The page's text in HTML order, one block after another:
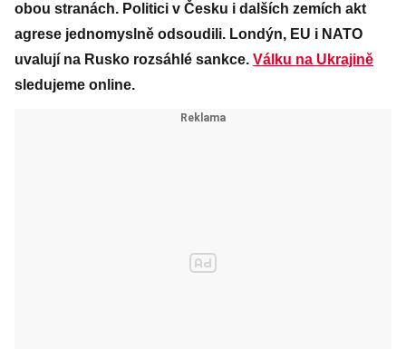
obou stranách. Politici v Česku i dalších zemích akt
agrese jednomyslně odsoudili. Londýn, EU i NATO
uvalují na Rusko rozsáhlé sankce. Válku na Ukrajině
sledujeme online.